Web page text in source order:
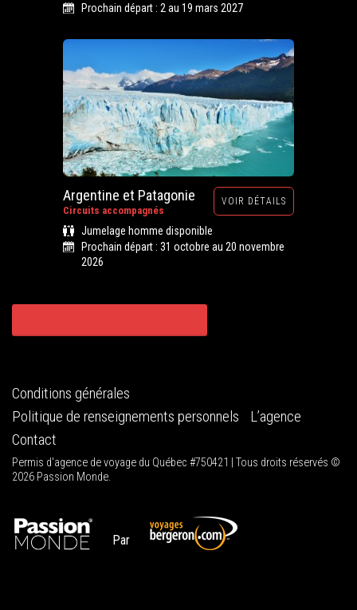
Prochain départ : 2 au 19 mars 2027
Argentine et Patagonie
Circuits accompagnés
VOIR DÉTAILS
Jumelage homme disponible
Prochain départ : 31 octobre au 20 novembre
2026
Conditions générales
Politique de renseignements personnels
L’agence
Contact
Permis d'agence de voyage du Québec #750421 | Tous droits réservés ©
2026 Passion Monde.
Par